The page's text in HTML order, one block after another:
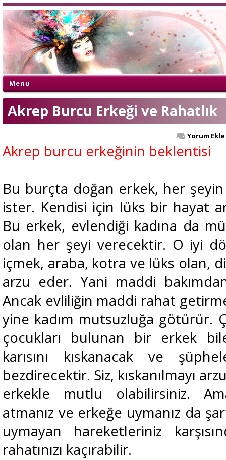
Menu
Akrep Burcu Erkeği ve Rahatlık
Yorum Ekle
Akrep burcu erkeğinin beklentisi
Bu burçta doğan erkek, her
ister. Kendisi için lüks bir hayat
Bu erkek, evlendiği kadına da
olan her şeyi verecektir. O iyi
içmek, araba, kotra ve lüks olan,
arzu eder. Yani maddi
Ancak evliliğin maddi rahat
yine kadım mutsuzluğa götürür.
çocukları bulunan bir erkek
karısını kıskanacak ve
bezdirecektir. Siz, kıskanılmayı
erkekle mutlu olabilirsiniz.
atmanız ve erkeğe uymanız da
uymayan hareketleriniz
rahatınızı kaçırabilir.